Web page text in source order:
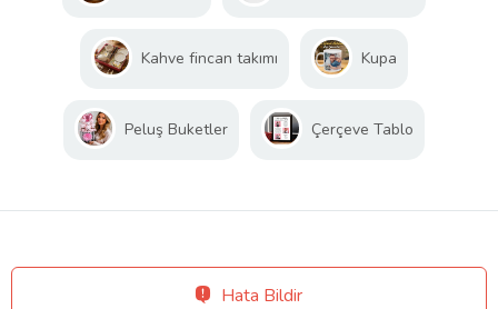
Kahve fincan takımı Kupa
Peluş Buketler Çerçeve Tablo
Hata Bildir